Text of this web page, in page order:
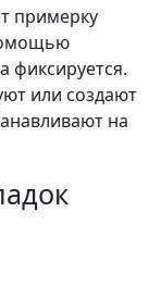
примерку
фиксируется.
или создают
на